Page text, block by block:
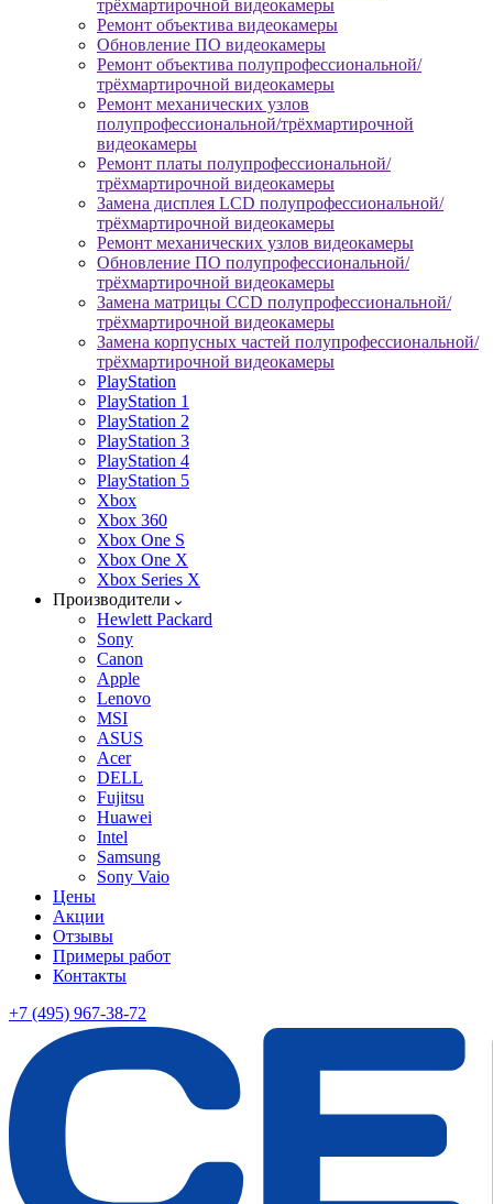
трёхмартирочной видеокамеры
Ремонт объектива видеокамеры
Обновление ПО видеокамеры
Ремонт объектива полупрофессиональной/
трёхмартирочной видеокамеры
Ремонт механических узлов
полупрофессиональной/трёхмартирочной
видеокамеры
Ремонт платы полупрофессиональной/
трёхмартирочной видеокамеры
Замена дисплея LCD полупрофессиональной/
трёхмартирочной видеокамеры
Ремонт механических узлов видеокамеры
Обновление ПО полупрофессиональной/
трёхмартирочной видеокамеры
Замена матрицы CCD полупрофессиональной/
трёхмартирочной видеокамеры
Замена корпусных частей полупрофессиональной/
трёхмартирочной видеокамеры
PlayStation
PlayStation 1
PlayStation 2
PlayStation 3
PlayStation 4
PlayStation 5
Xbox
Xbox 360
Xbox One S
Xbox One X
Xbox Series X
Производители
Hewlett Packard
Sony
Canon
Apple
Lenovo
MSI
ASUS
Acer
DELL
Fujitsu
Huawei
Intel
Samsung
Sony Vaio
Цены
Акции
Отзывы
Примеры работ
Контакты
+7 (495) 967-38-72